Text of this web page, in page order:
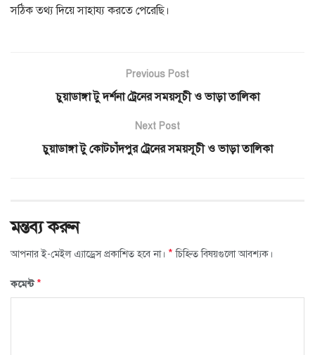
সঠিক তথ্য দিয়ে সাহায্য করতে পেরেছি।
Previous Post
চুয়াডাঙ্গা টু দর্শনা ট্রেনের সময়সূচী ও ভাড়া তালিকা
Next Post
চুয়াডাঙ্গা টু কোটচাঁদপুর ট্রেনের সময়সূচী ও ভাড়া তালিকা
মন্তব্য করুন
আপনার ই-মেইল এ্যাড্রেস প্রকাশিত হবে না। * চিহ্নিত বিষয়গুলো আবশ্যক।
কমেন্ট*